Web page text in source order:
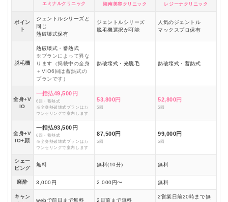
エミナルクリニック 湘南美容クリニック レジーナクリニック
ポイン
ト
ジェントルシリーズと
同じ
熱破壊式保有
ジェントルシリーズ
脱毛機選択が可能
人気のジェントル
マックスプロ保有
脱毛機
熱破壊式・蓄熱式
※プランによって異な
ります（掲載中の全身
＋VIO6回は蓄熱式の
プランです）
熱破壊式・光脱毛 熱破壊式・蓄熱式
全身+V
IO
一括払49,500円
6回・蓄熱式
※全身熱破壊式プランはカ
ウンセリングで案内します
53,800円
5回
52,800円
5回
全身+V
IO+顔
一括払93,500円
6回・蓄熱式
※全身熱破壊式プランはカ
ウンセリングで案内します
87,500円
5回
99,000円
5回
シェー
ビング
無料 無料(10分) 無料
麻酔 3,000円 2,000円〜 無料
キャン
webで前日まで無料 2日前まで無料
2営業日前20時まで無